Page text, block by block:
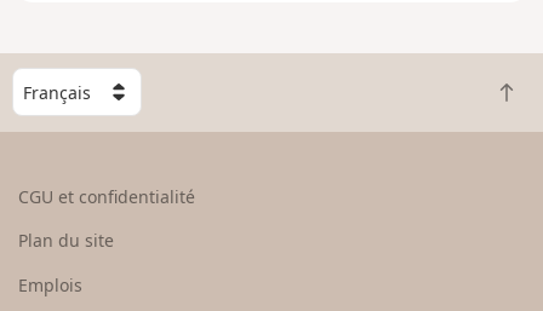
g
n
C
h
o
e
R
e
CGU et confidentialité
Plan du site
Emplois